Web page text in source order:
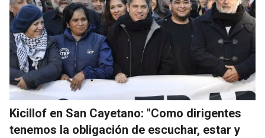
Kicillof en San Cayetano: "Como dirigentes
tenemos la obligación de escuchar, estar y